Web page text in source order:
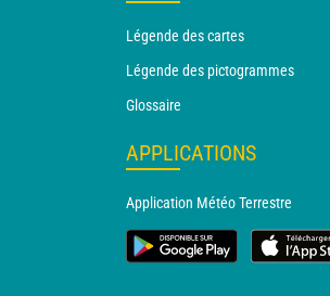
Légende des cartes
Légende des pictogrammes
Glossaire
APPLICATIONS
Application Météo Terrestre